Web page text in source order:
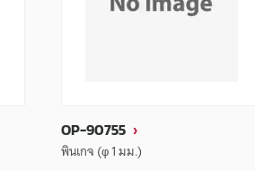
OP-90755
พินเกจ (φ 1 มม.)